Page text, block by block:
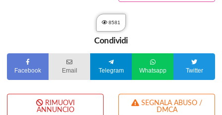
8581
Condividi
Facebook Email Telegram Whatsapp Twitter
RIMUOVI
ANNUNCIO
DMCA